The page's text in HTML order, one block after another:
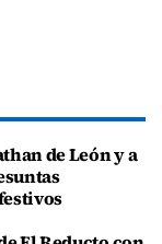
de León y a